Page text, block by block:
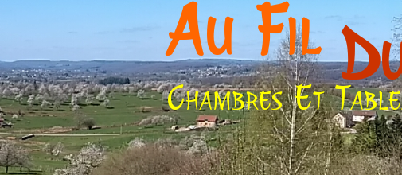
Au Fil
Chambres Et